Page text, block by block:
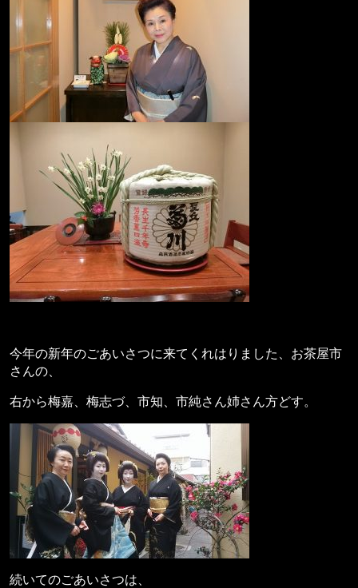
今年の新年のごあいさつに来てくれはりました、お茶屋市
さんの、
右から梅嘉、梅志づ、市知、市純さん姉さん方どす。
続いてのごあいさつは、